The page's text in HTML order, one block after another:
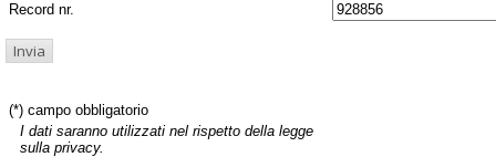
Record nr.
(*) campo obbligatorio
I dati saranno utilizzati nel rispetto della legge
sulla privacy.